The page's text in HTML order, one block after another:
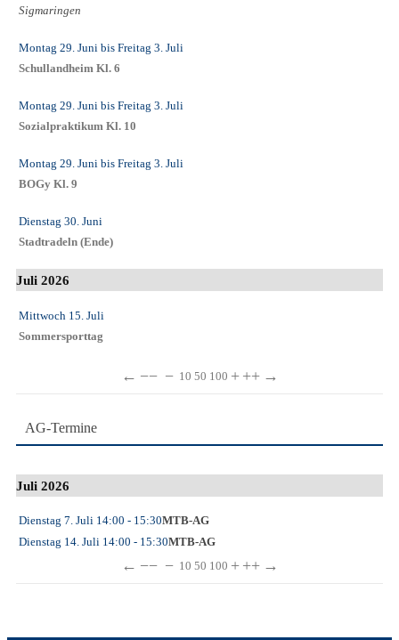
Sigmaringen
Montag 29. Juni bis Freitag 3. Juli
Schullandheim Kl. 6
Montag 29. Juni bis Freitag 3. Juli
Sozialpraktikum Kl. 10
Montag 29. Juni bis Freitag 3. Juli
BOGy Kl. 9
Dienstag 30. Juni
Stadtradeln (Ende)
Juli 2026
Mittwoch 15. Juli
Sommersporttag
← −− − 10 50 100 + ++ →
AG-Termine
Juli 2026
Dienstag 7. Juli 14:00 - 15:30MTB-AG
Dienstag 14. Juli 14:00 - 15:30MTB-AG
← −− − 10 50 100 + ++ →